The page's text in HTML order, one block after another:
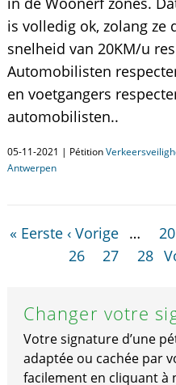
is volledig ok, zolang ze
snelheid van 20KM/u
Automobilisten
en voetgangers
automobilisten..
05-11-2021 | Pétition
Antwerpen
« Eerste ‹ Vorige … 20
26
27 28
Changer votre
Votre signature d’une
adaptée ou cachée par
facilement en cliquant à